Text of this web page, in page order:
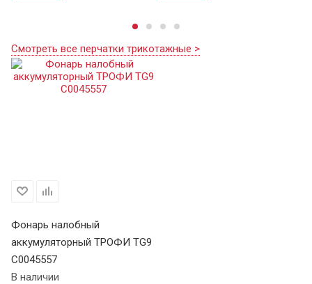
Смотреть все перчатки трикотажные >
Фонарь налобный
аккумуляторный ТРОФИ TG9
C0045557
В наличии